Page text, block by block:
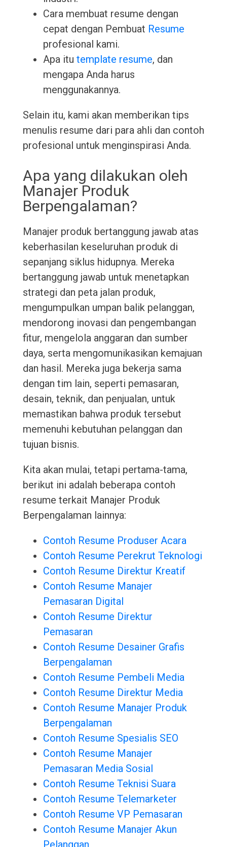
Cara membuat resume dengan
cepat dengan Pembuat Resume
profesional kami.
Apa itu template resume, dan
mengapa Anda harus
menggunakannya.
Selain itu, kami akan memberikan tips
menulis resume dari para ahli dan contoh
profesional untuk menginspirasi Anda.
Apa yang dilakukan oleh
Manajer Produk
Berpengalaman?
Manajer produk bertanggung jawab atas
keberhasilan keseluruhan produk di
sepanjang siklus hidupnya. Mereka
bertanggung jawab untuk menetapkan
strategi dan peta jalan produk,
mengumpulkan umpan balik pelanggan,
mendorong inovasi dan pengembangan
fitur, mengelola anggaran dan sumber
daya, serta mengomunikasikan kemajuan
dan hasil. Mereka juga bekerja sama
dengan tim lain, seperti pemasaran,
desain, teknik, dan penjualan, untuk
memastikan bahwa produk tersebut
memenuhi kebutuhan pelanggan dan
tujuan bisnis.
Kita akan mulai, tetapi pertama-tama,
berikut ini adalah beberapa contoh
resume terkait Manajer Produk
Berpengalaman lainnya:
Contoh Resume Produser Acara
Contoh Resume Perekrut Teknologi
Contoh Resume Direktur Kreatif
Contoh Resume Manajer
Pemasaran Digital
Contoh Resume Direktur
Pemasaran
Contoh Resume Desainer Grafis
Berpengalaman
Contoh Resume Pembeli Media
Contoh Resume Direktur Media
Contoh Resume Manajer Produk
Berpengalaman
Contoh Resume Spesialis SEO
Contoh Resume Manajer
Pemasaran Media Sosial
Contoh Resume Teknisi Suara
Contoh Resume Telemarketer
Contoh Resume VP Pemasaran
Contoh Resume Manajer Akun
Pelanggan